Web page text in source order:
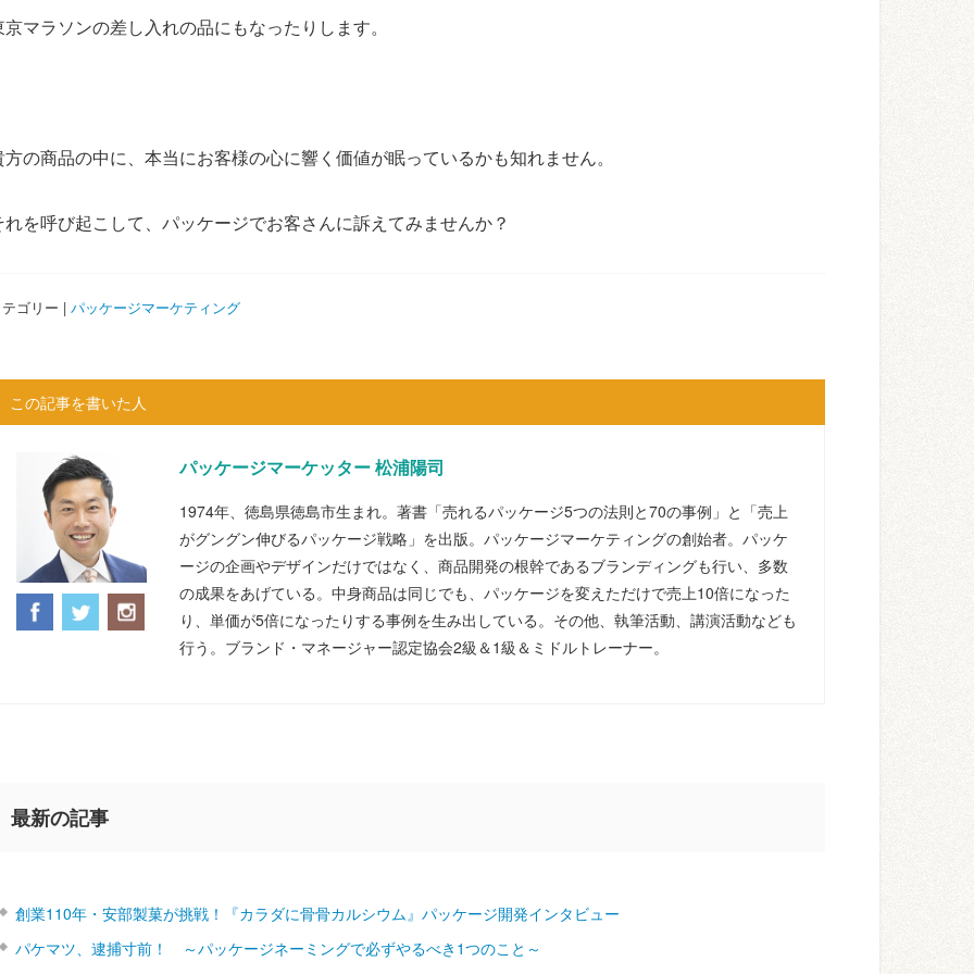
京マラソンの差し入れの品にもなったりします。
方の商品の中に、本当にお客様の心に響く価値が眠っているかも知れません。
れを呼び起こして、パッケージでお客さんに訴えてみませんか？
ゴリー | パッケージマーケティング
この記事を書いた人
パッケージマーケッター 松浦陽司
1974年、徳島県徳島市生まれ。著書「売れるパッケージ5つの法則と70の事例」と「売上
がグングン伸びるパッケージ戦略」を出版。パッケージマーケティングの創始者。パッケ
ージの企画やデザインだけではなく、商品開発の根幹であるブランディングも行い、多数
の成果をあげている。中身商品は同じでも、パッケージを変えただけで売上10倍になった
り、単価が5倍になったりする事例を生み出している。その他、執筆活動、講演活動なども
行う。ブランド・マネージャー認定協会2級＆1級＆ミドルトレーナー。
最新の記事
創業110年・安部製菓が挑戦！『カラダに骨骨カルシウム』パッケージ開発インタビュー
パケマツ、逮捕寸前！ ～パッケージネーミングで必ずやるべき1つのこと～